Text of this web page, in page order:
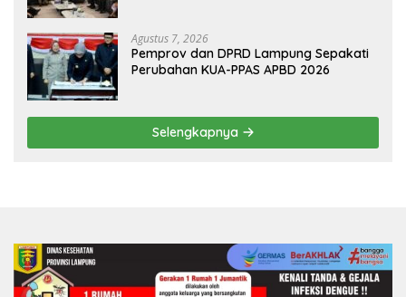
Agustus 7, 2026
Pemprov dan DPRD Lampung Sepakati
Perubahan KUA-PPAS APBD 2026
Selengkapnya